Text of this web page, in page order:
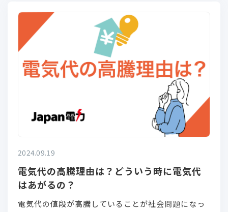
2024.09.19
電気代の高騰理由は？どういう時に電気代
はあがるの？
電気代の値段が高騰していることが社会問題になっ